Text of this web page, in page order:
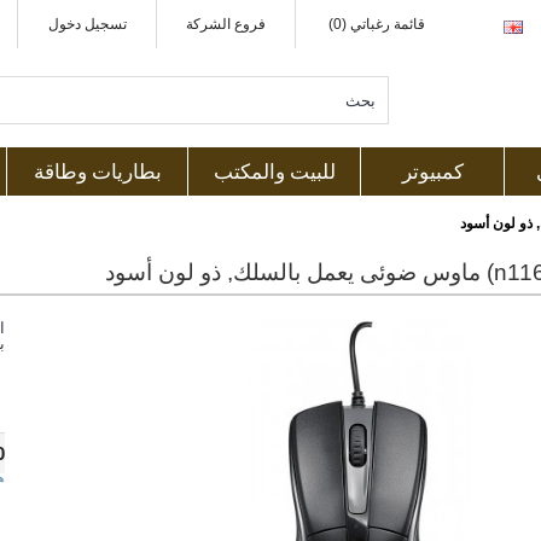
قائمة رغباتي (0) فروع الشركة تسجيل دخول
كمبيوتر للبيت والمكتب بطاريات وطاقة